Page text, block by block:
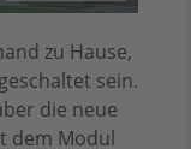
zu Hause,
sein.
die neue
dem Modul